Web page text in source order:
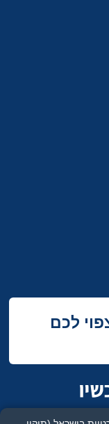
לכם